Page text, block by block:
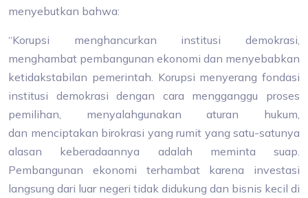
menyebutkan bahwa:
“Korupsi menghancurkan institusi demokrasi,
menghambat pembangunan ekonomi dan menyebabkan
ketidakstabilan pemerintah. Korupsi menyerang fondasi
institusi demokrasi dengan cara mengganggu proses
pemilihan, menyalahgunakan aturan hukum,
dan menciptakan birokrasi yang rumit yang satu-satunya
alasan keberadaannya adalah meminta suap.
Pembangunan ekonomi terhambat karena investasi
langsung dari luar negeri tidak didukung dan bisnis kecil di